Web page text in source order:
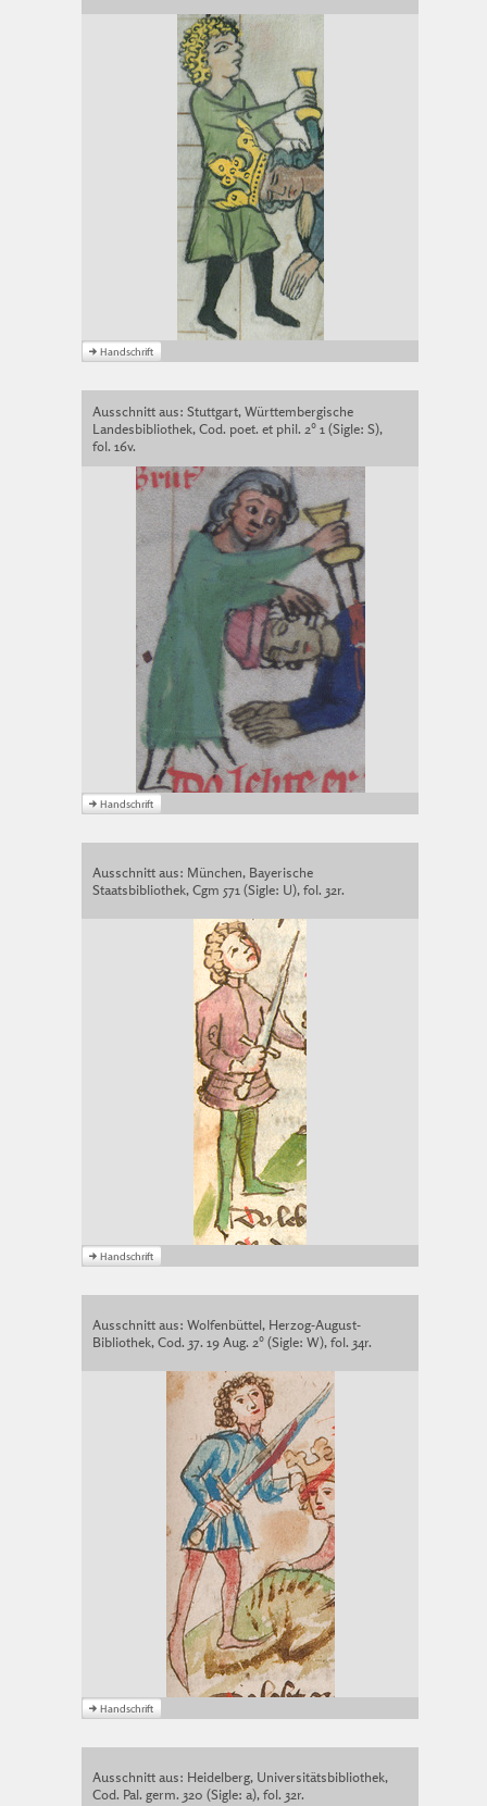
Ausschnitt aus: Stuttgart, Württembergische
Landesbibliothek, Cod. poet. et phil. 2° 1 (Sigle: S),
fol. 16v.
Ausschnitt aus: München, Bayerische
Staatsbibliothek, Cgm 571 (Sigle: U), fol. 32r.
Ausschnitt aus: Wolfenbüttel, Herzog-August-
Bibliothek, Cod. 37. 19 Aug. 2° (Sigle: W), fol. 34r.
Ausschnitt aus: Heidelberg, Universitätsbibliothek,
Cod. Pal. germ. 320 (Sigle: a), fol. 32r.